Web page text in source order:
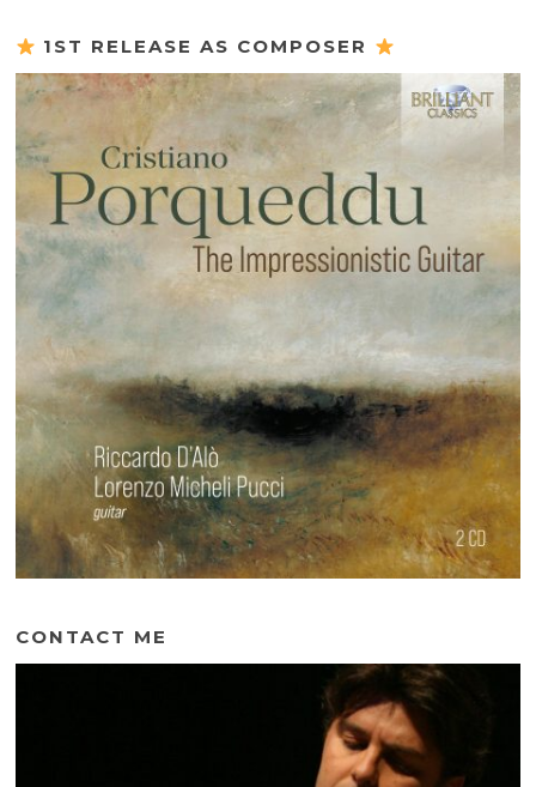
1ST RELEASE AS COMPOSER
CONTACT ME